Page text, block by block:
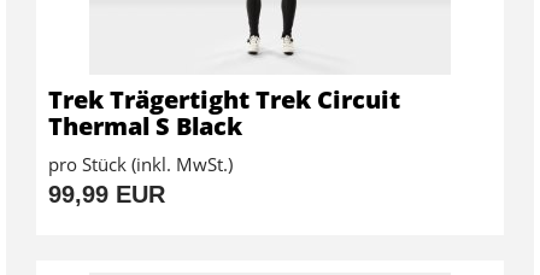
Trek Trägertight Trek Circuit
Thermal S Black
pro Stück (inkl. MwSt.)
99,99 EUR